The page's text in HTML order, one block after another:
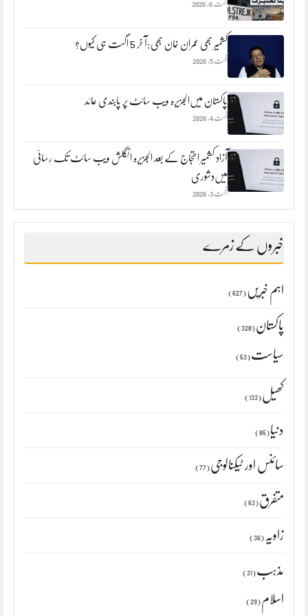
اگست 6, 2026
کشمیر بھی عمران خان بھی:آ خر 5 اگست ہی کیوں؟
اگست 5, 2026
پاکستان میں‌الجزیرہ ویب سائٹ پر پابندی عائد
اگست 4, 2026
آزاد کشمیر احتجاج کے بعد الجزیرہ انگلش ویب سائٹ تک رسائی
میں‌دشوری
اگست 3, 2026
خبروں کے زمرے
اہم خبریں (627)
پاکستان (320)
سیاست (53)
کھیل (133)
دنیا (85)
سائنس اور ٹیکنالوجی (77)
متفرق (63)
زاویہ (36)
مذہب (31)
اسلام (29)